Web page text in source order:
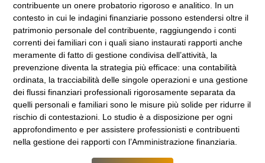
contribuente un onere probatorio rigoroso e analitico. In un
contesto in cui le indagini finanziarie possono estendersi oltre il
patrimonio personale del contribuente, raggiungendo i conti
correnti dei familiari con i quali siano instaurati rapporti anche
meramente di fatto di gestione condivisa dell’attività, la
prevenzione diventa la strategia più efficace: una contabilità
ordinata, la tracciabilità delle singole operazioni e una gestione
dei flussi finanziari professionali rigorosamente separata da
quelli personali e familiari sono le misure più solide per ridurre il
rischio di contestazioni. Lo studio è a disposizione per ogni
approfondimento e per assistere professionisti e contribuenti
nella gestione dei rapporti con l’Amministrazione finanziaria.